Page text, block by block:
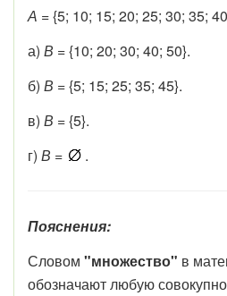
А = {5; 10; 15; 20; 25; 30; 35;
а) В = {10; 20; 30; 40; 50}.
б) В = {5; 15; 25; 35; 45}.
в) В = {5}.
г) В = .
Пояснения:
Словом "множество" в
обозначают любую